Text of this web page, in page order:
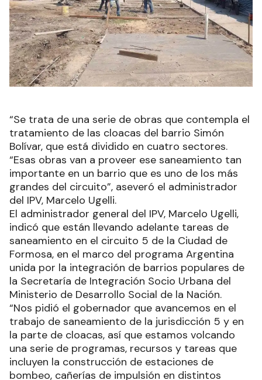
“Se trata de una serie de obras que contempla el
tratamiento de las cloacas del barrio Simón
Bolívar, que está dividido en cuatro sectores.
“Esas obras van a proveer ese saneamiento tan
importante en un barrio que es uno de los más
grandes del circuito”, aseveró el administrador
del IPV, Marcelo Ugelli.
El administrador general del IPV, Marcelo Ugelli,
indicó que están llevando adelante tareas de
saneamiento en el circuito 5 de la Ciudad de
Formosa, en el marco del programa Argentina
unida por la integración de barrios populares de
la Secretaría de Integración Socio Urbana del
Ministerio de Desarrollo Social de la Nación.
“Nos pidió el gobernador que avancemos en el
trabajo de saneamiento de la jurisdicción 5 y en
la parte de cloacas, así que estamos volcando
una serie de programas, recursos y tareas que
incluyen la construcción de estaciones de
bombeo, cañerías de impulsión en distintos